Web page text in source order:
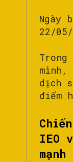
Ngày
22/05/
mình,
dịch
điểm
IEO